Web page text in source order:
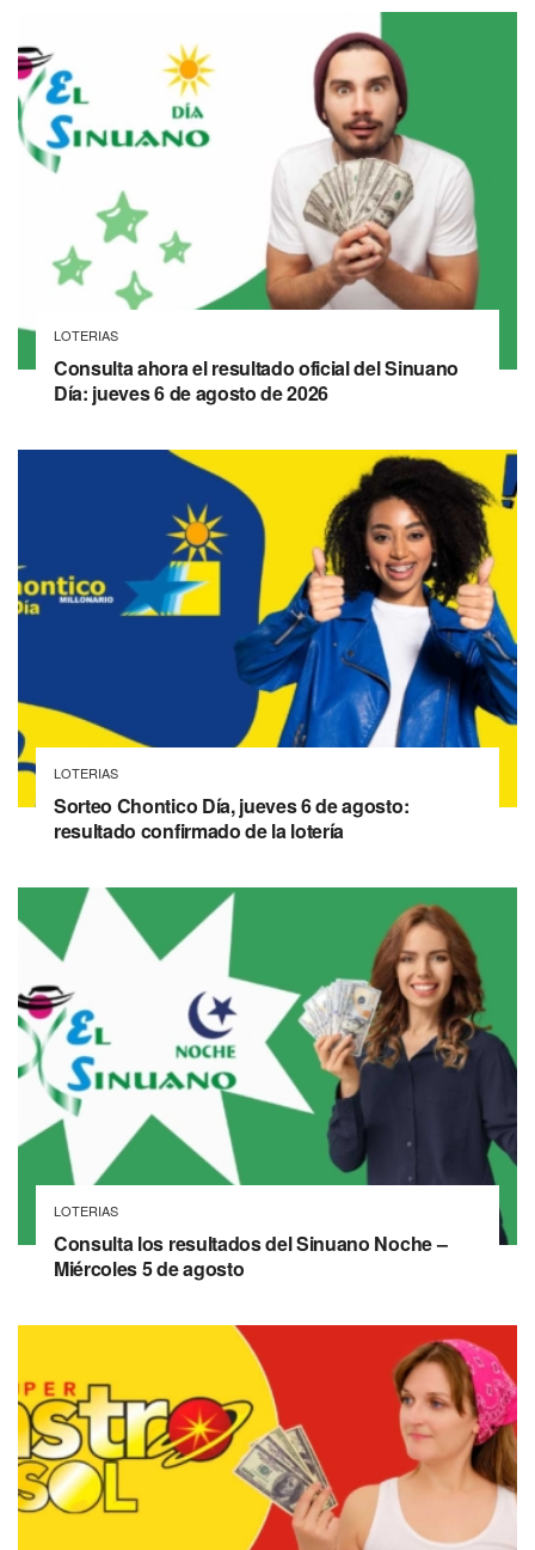
LOTERIAS
Consulta ahora el resultado oficial del Sinuano
Día: jueves 6 de agosto de 2026
LOTERIAS
Sorteo Chontico Día, jueves 6 de agosto:
resultado confirmado de la lotería
LOTERIAS
Consulta los resultados del Sinuano Noche –
Miércoles 5 de agosto